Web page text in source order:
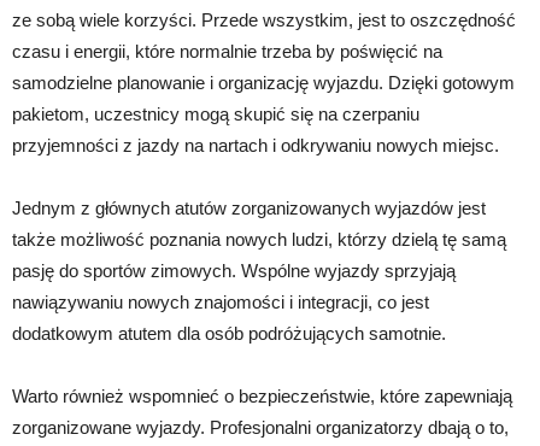
ze sobą wiele korzyści. Przede wszystkim, jest to oszczędność
czasu i energii, które normalnie trzeba by poświęcić na
samodzielne planowanie i organizację wyjazdu. Dzięki gotowym
pakietom, uczestnicy mogą skupić się na czerpaniu
przyjemności z jazdy na nartach i odkrywaniu nowych miejsc.
Jednym z głównych atutów zorganizowanych wyjazdów jest
także możliwość poznania nowych ludzi, którzy dzielą tę samą
pasję do sportów zimowych. Wspólne wyjazdy sprzyjają
nawiązywaniu nowych znajomości i integracji, co jest
dodatkowym atutem dla osób podróżujących samotnie.
Warto również wspomnieć o bezpieczeństwie, które zapewniają
zorganizowane wyjazdy. Profesjonalni organizatorzy dbają o to,